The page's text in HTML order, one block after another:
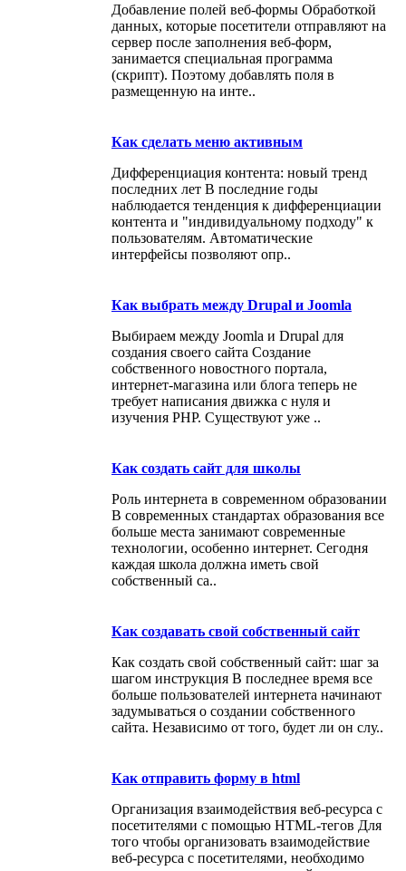
Добавление полей веб-формы Обработкой
данных, которые посетители отправляют на
сервер после заполнения веб-форм,
занимается специальная программа
(скрипт). Поэтому добавлять поля в
размещенную на инте..
Как сделать меню активным
Дифференциация контента: новый тренд
последних лет В последние годы
наблюдается тенденция к дифференциации
контента и "индивидуальному подходу" к
пользователям. Автоматические
интерфейсы позволяют опр..
Как выбрать между Drupal и Joomla
Выбираем между Joomla и Drupal для
создания своего сайта Создание
собственного новостного портала,
интернет-магазина или блога теперь не
требует написания движка с нуля и
изучения PHP. Существуют уже ..
Как создать сайт для школы
Роль интернета в современном образовании
В современных стандартах образования все
больше места занимают современные
технологии, особенно интернет. Сегодня
каждая школа должна иметь свой
собственный са..
Как создавать свой собственный сайт
Как создать свой собственный сайт: шаг за
шагом инструкция В последнее время все
больше пользователей интернета начинают
задумываться о создании собственного
сайта. Независимо от того, будет ли он слу..
Как отправить форму в html
Организация взаимодействия веб-ресурса с
посетителями с помощью HTML-тегов Для
того чтобы организовать взаимодействие
веб-ресурса с посетителями, необходимо